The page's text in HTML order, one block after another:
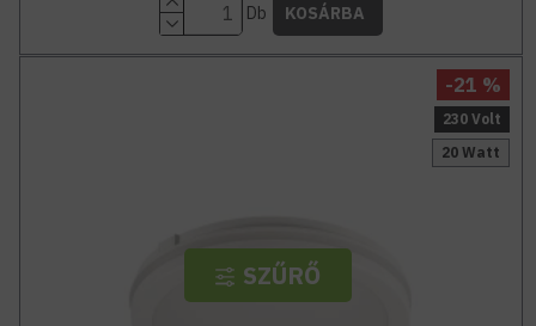
Db KOSÁRBA
20 Watt
230 Volt
-21 %
SZŰRŐ